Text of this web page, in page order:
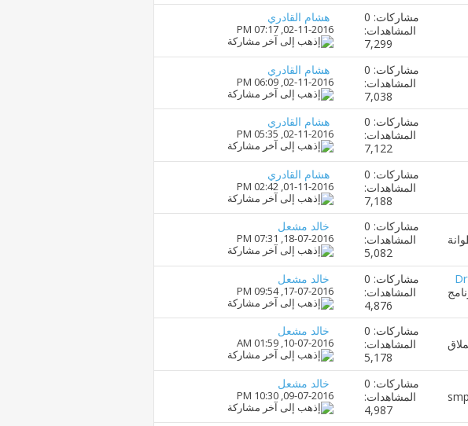
مشاركات: 0
المشاهدات:
7,299
هشام القادري
02-11-2016,
07:17 PM
مشاركات: 0
المشاهدات:
7,038
هشام القادري
02-11-2016,
06:09 PM
مشاركات: 0
المشاهدات:
7,122
هشام القادري
02-11-2016,
05:35 PM
مشاركات: 0
المشاهدات:
7,188
هشام القادري
01-11-2016,
02:42 PM
مشاركات: 0
المشاهدات:
5,082
خالد مشعل
18-07-2016,
07:31 PM
مشاركات: 0
المشاهدات:
4,876
خالد مشعل
17-07-2016,
09:54 PM
مشاركات: 0
المشاهدات:
5,178
خالد مشعل
10-07-2016,
01:59 AM
مشاركات: 0
المشاهدات:
4,987
خالد مشعل
09-07-2016,
10:30 PM